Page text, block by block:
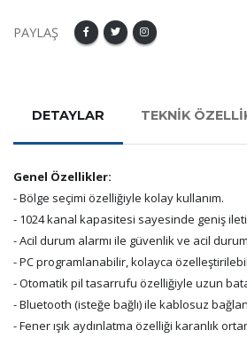
PAYLAŞ
DETAYLAR TEKNİK
Genel Özellikler:
- Bölge seçimi özelliğiyle kolay kullanım.
- 1024 kanal kapasitesi sayesinde geniş
- Acil durum alarmı ile güvenlik ve acil
- PC programlanabilir, kolayca
- Otomatik pil tasarrufu özelliğiyle uzun
- Bluetooth (isteğe bağlı) ile kablosuz
- Fener ışık aydınlatma özelliği karanlık